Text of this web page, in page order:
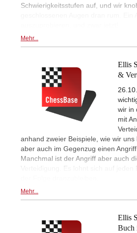
Schwierigkeitsstufen auf, und wir
Mehr...
Ellis
&
wir in
mit
anhand zweier Beispiele, wie wir uns
aber auch im Gegenzug einen
Manchmal ist der Angriff aber auch
Verteidigung. Es lohnt sich auf jeden
Mehr...
Ellis
Buch